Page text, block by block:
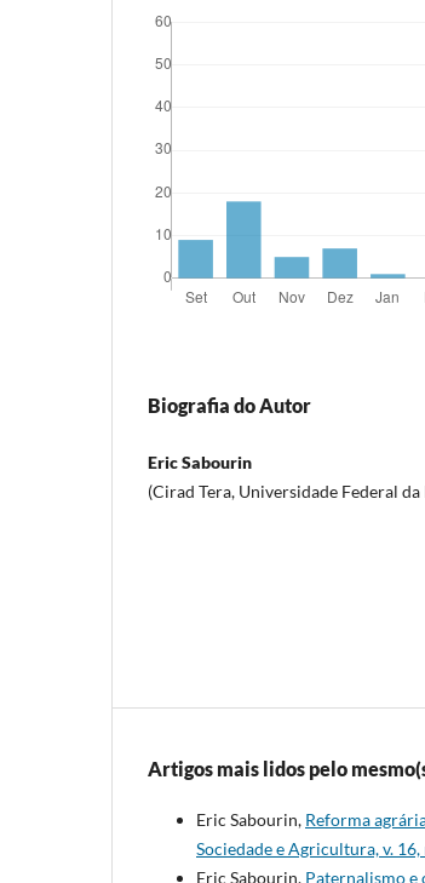
Biografia do Autor
Eric Sabourin
(Cirad Tera, Universidade Federal da
Artigos mais lidos pelo
Eric Sabourin, Reforma
Sociedade e Agricultura, v. 16,
Eric Sabourin, Paternalismo e